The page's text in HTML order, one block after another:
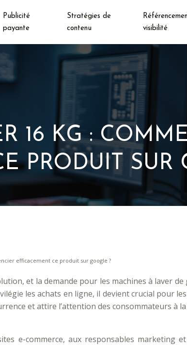
Publicité
payante
Stratégies de
contenu
visibilité
16 KG :
PRODUIT SUR
efficacement ce produit sur google ?
et la demande pour les machines à laver
les achats en ligne, il devient crucial pour
et attire l’attention des consommateurs
e-commerce, aux responsables marketing